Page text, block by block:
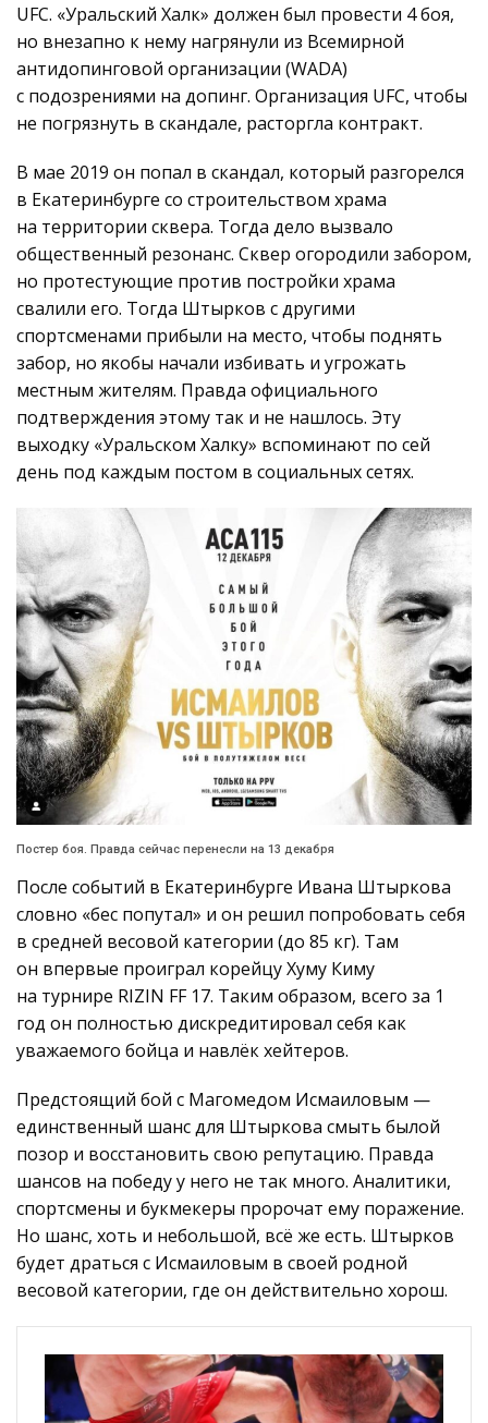
UFC. «Уральский Халк» должен был провести 4 боя,
но внезапно к нему нагрянули из Всемирной
антидопинговой организации (WADA)
с подозрениями на допинг. Организация UFC, чтобы
не погрязнуть в скандале, расторгла контракт.
В мае 2019 он попал в скандал, который разгорелся
в Екатеринбурге со строительством храма
на территории сквера. Тогда дело вызвало
общественный резонанс. Сквер огородили забором,
но протестующие против постройки храма
свалили его. Тогда Штырков с другими
спортсменами прибыли на место, чтобы поднять
забор, но якобы начали избивать и угрожать
местным жителям. Правда официального
подтверждения этому так и не нашлось. Эту
выходку «Уральском Халку» вспоминают по сей
день под каждым постом в социальных сетях.
Постер боя. Правда сейчас перенесли на 13 декабря
После событий в Екатеринбурге Ивана Штыркова
словно «бес попутал» и он решил попробовать себя
в средней весовой категории (до 85 кг). Там
он впервые проиграл корейцу Хуму Киму
на турнире RIZIN FF 17. Таким образом, всего за 1
год он полностью дискредитировал себя как
уважаемого бойца и навлёк хейтеров.
Предстоящий бой с Магомедом Исмаиловым —
единственный шанс для Штыркова смыть былой
позор и восстановить свою репутацию. Правда
шансов на победу у него не так много. Аналитики,
спортсмены и букмекеры пророчат ему поражение.
Но шанс, хоть и небольшой, всё же есть. Штырков
будет драться с Исмаиловым в своей родной
весовой категории, где он действительно хорош.